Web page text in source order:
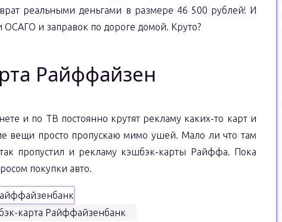
реальными деньгами в размере 46 500 рублей! И
и заправок по дороге домой. Круто?
Райффайзен
и по ТВ постоянно крутят рекламу каких-то карт и
вещи просто пропускаю мимо ушей. Мало ли что там
пропустил и рекламу кэшбэк-карты Райффа. Пока
покупки авто.
карта Райффайзенбанк